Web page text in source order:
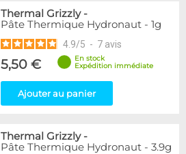
Thermal Grizzly-
Pâte Thermique Hydronaut - 1g
4.9/5 - 7 avis
5,50 €
En stock
Expédition immédiate
Ajouter au panier
Thermal Grizzly-
Pâte Thermique Hydronaut - 3.9g